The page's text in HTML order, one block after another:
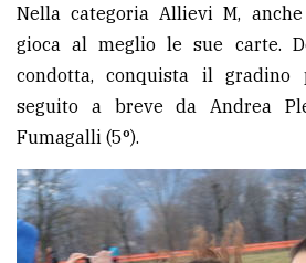
Nella categoria Allievi M,
gioca al meglio le sue carte.
condotta, conquista il
seguito a breve da Andrea
Fumagalli (5°).